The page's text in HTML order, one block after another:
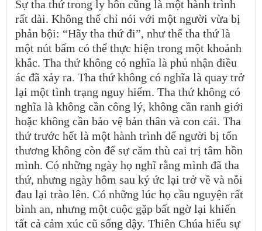
Sự tha thứ trong ly hôn cũng là một hành trình
rất dài. Không thể chỉ nói với một người vừa bị
phản bội: “Hãy tha thứ đi”, như thể tha thứ là
một nút bấm có thể thực hiện trong một khoảnh
khắc. Tha thứ không có nghĩa là phủ nhận điều
ác đã xảy ra. Tha thứ không có nghĩa là quay trở
lại một tình trạng nguy hiểm. Tha thứ không có
nghĩa là không cần công lý, không cần ranh giới
hoặc không cần bảo vệ bản thân và con cái. Tha
thứ trước hết là một hành trình để người bị tổn
thương không còn để sự căm thù cai trị tâm hồn
mình. Có những ngày họ nghĩ rằng mình đã tha
thứ, nhưng ngày hôm sau ký ức lại trở về và nỗi
đau lại trào lên. Có những lúc họ cầu nguyện rất
bình an, nhưng một cuộc gặp bất ngờ lại khiến
tất cả cảm xúc cũ sống dậy. Thiên Chúa hiểu sự